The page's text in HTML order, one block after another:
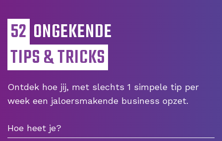
52 ONGEKENDE
TIPS & TRICKS
Ontdek hoe jij, met slechts 1 simpele tip per
week een jaloersmakende business opzet.